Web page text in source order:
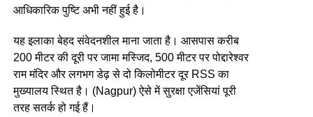
आधिकारिक पुष्टि अभी नहीं हुई है।
यह इलाका बेहद संवेदनशील माना जाता है। आसपास करीब
200 मीटर की दूरी पर जामा मस्जिद, 500 मीटर पर पोद्दारेश्वर
राम मंदिर और लगभग डेढ़ से दो किलोमीटर दूर RSS का
मुख्यालय स्थित है। (Nagpur) ऐसे में सुरक्षा एजेंसियां पूरी
तरह सतर्क हो गई हैं।